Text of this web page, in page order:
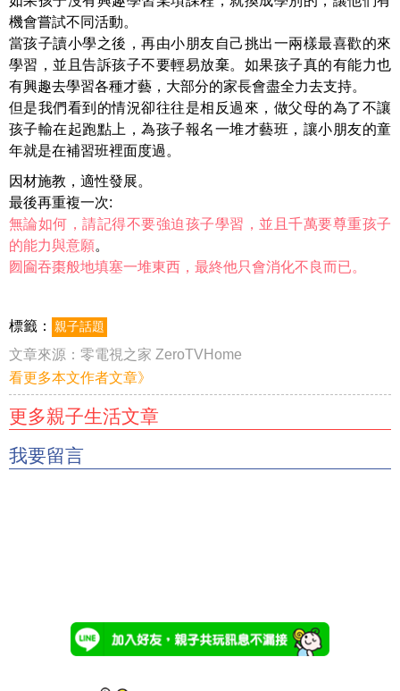
機會嘗試不同活動。
當孩子讀小學之後，再由小朋友自己挑出一兩樣最喜歡的來
學習，並且告訴孩子不要輕易放棄。如果孩子真的有能力也
有興趣去學習各種才藝，大部分的家長會盡全力去支持。
但是我們看到的情況卻往往是相反過來，做父母的為了不讓
孩子輸在起跑點上，為孩子報名一堆才藝班，讓小朋友的童
年就是在補習班裡面度過。
因材施教，適性發展。
最後再重複一次:
無論如何，請記得不要強迫孩子學習，並且千萬要尊重孩子
的能力與意願。
囫圇吞棗般地填塞一堆東西，最終他只會消化不良而已。
標籤： 親子話題
文章來源： 零電視之家 ZeroTVHome
看更多本文作者文章》
更多親子生活文章
我要留言